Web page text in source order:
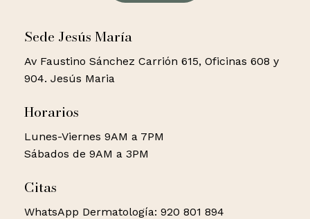
Sede Jesús María
Av Faustino Sánchez Carrión 615, Oficinas 608 y
904. Jesús Maria
Horarios
Lunes-Viernes 9AM a 7PM
Sábados de 9AM a 3PM
Citas
WhatsApp Dermatología: 920 801 894